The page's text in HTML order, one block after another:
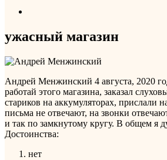
ужасный магазин
Андрей Менжинский 4 августа, 2020
работай этого магазина, заказал
стариков на аккумуляторах, прислали
письма не отвечают, на звонки
и так по замкнутому кругу. В общем я
Достоинства:
нет